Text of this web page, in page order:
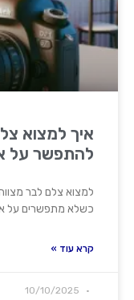
איך למצוא
להתפשר על
למצוא צלם לבר
כשלא מתפשרים על
קרא עוד »